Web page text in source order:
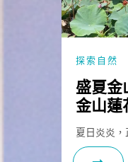
探索自然
盛夏金
金山蓮
夏日炎炎